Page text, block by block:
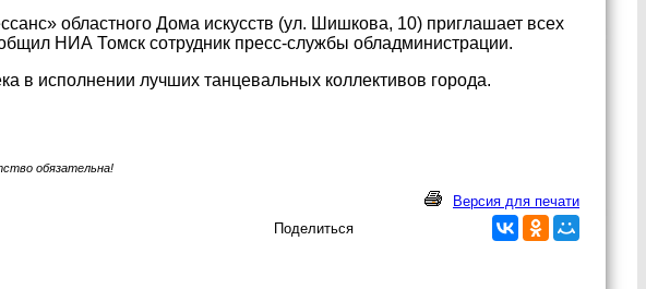
областного Дома искусств (ул. Шишкова, 10) приглашает всех
НИА Томск сотрудник пресс-службы обладминистрации.
в исполнении лучших танцевальных коллективов города.
обязательна!
Версия для печати
Поделиться